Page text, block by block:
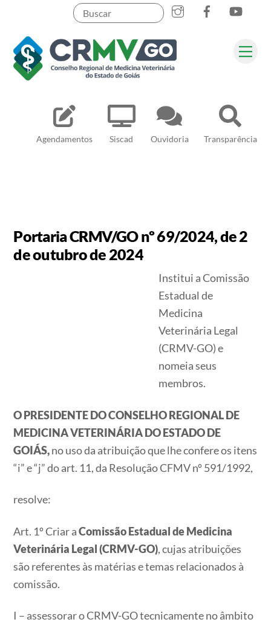
content
Agendamentos Siscad Ouvidoria Transparência
Pesquisar
Portaria CRMV/GO nº 69/2024, de 2
de outubro de 2024
Institui a Comissão
Estadual de
Medicina
Veterinária Legal
(CRMV-GO) e
nomeia seus
membros​​​​​​​.
O PRESIDENTE DO CONSELHO REGIONAL DE
MEDICINA VETERINÁRIA DO ESTADO DE
GOIÁS,no uso da atribuição que lhe confere os itens
“i” e “j” do art. 11, da Resolução CFMV nº 591/1992,
resolve:
Art. 1º Criar aComissão Estadual de Medicina
Veterinária Legal (CRMV-GO), cujas atribuições
são referentes às matérias e temas relacionados à
comissão.
I – assessorar o CRMV-GO tecnicamente no âmbito